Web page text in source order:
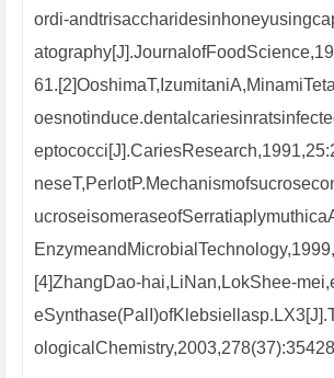
ordi-
[4]ZhangDao-hai,LiNan,LokShee-